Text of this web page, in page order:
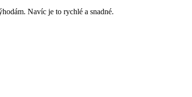
Navíc je to rychlé a snadné.